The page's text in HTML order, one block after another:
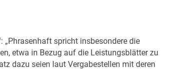
spricht insbesondere die
etwa in Bezug auf die Leistungsblätter zu
dazu seien laut Vergabestellen mit deren